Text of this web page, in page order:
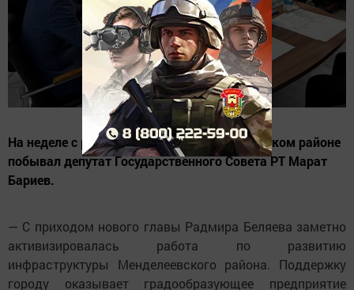
На неделе с рабочим визитом в Менделеевском районе
побывал депутат Государственного Совета РТ Марат
Бариев.
— С приходом нового главы Радмира Беляева заметно
активизировалась работа по развитию
инфраструктуры Менделеевского района. Поддержку
городу оказывает градообразующее предприятие